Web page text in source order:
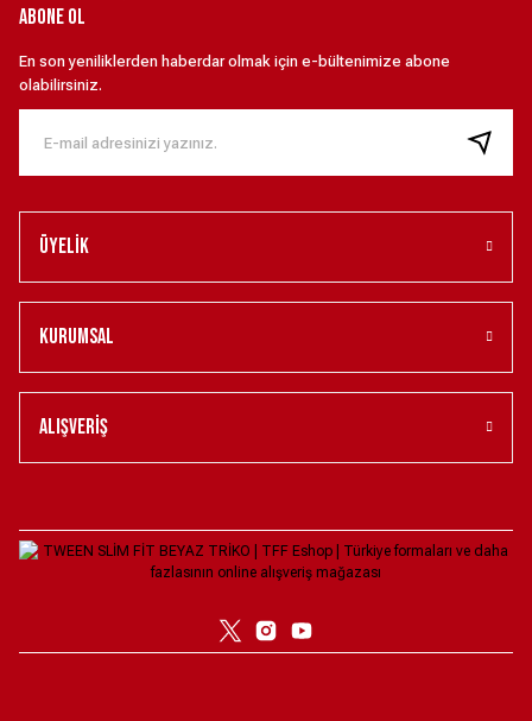
4.950,00 ₺ 5.950,00 ₺
TWEEN MONT XXL TWEEN SLİM FİT LACİVERT KUMAŞ CEKET 52
24.950,00 ₺
TWEEN LACİVERT DÜZ ŞAPKA
1.250,00 ₺
TWEEN SLİM FİT GRİ T-SHİRT XXL
4.950,00 ₺
Üyelik
Kurumsal
Alışveriş
ABONE OL
En son yeniliklerden haberdar olmak için e-bültenimize abone
olabilirsiniz.